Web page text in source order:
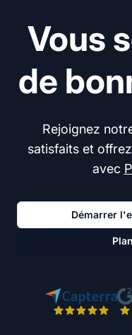
Vous
de
Rejoignez
satisfaits et
avec
Démarrer